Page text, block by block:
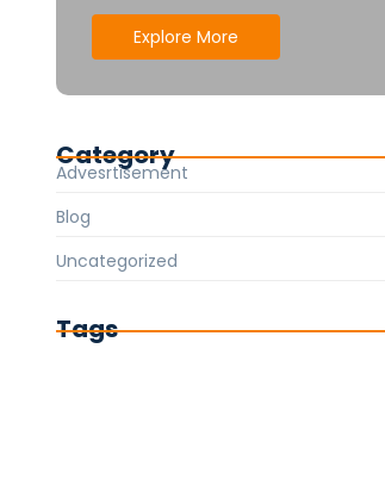
Explore More
Category
Advesrtisement
Blog
Uncategorized
Tags